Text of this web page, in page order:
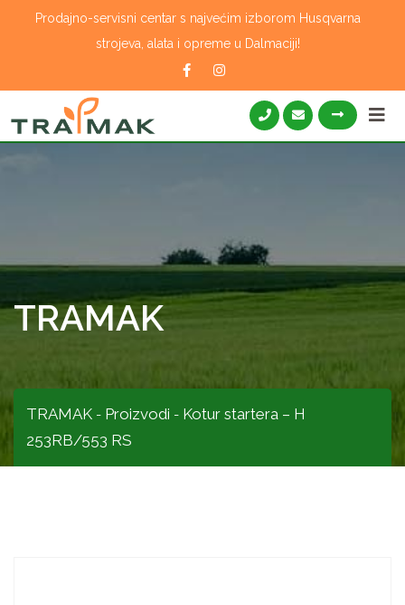
Prodajno-servisni centar s najvećim izborom Husqvarna
strojeva, alata i opreme u Dalmaciji!
TRAMAK
TRAMAK - Proizvodi - Kotur startera – H
253RB/553 RS